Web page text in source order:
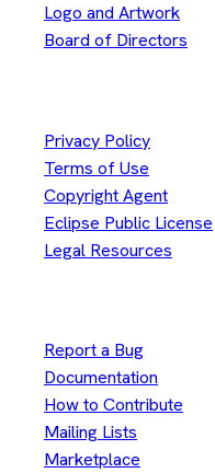
Logo and Artwork
Board of Directors
Privacy Policy
Terms of Use
Copyright Agent
Eclipse Public License
Legal Resources
Report a Bug
Documentation
How to Contribute
Mailing Lists
Marketplace